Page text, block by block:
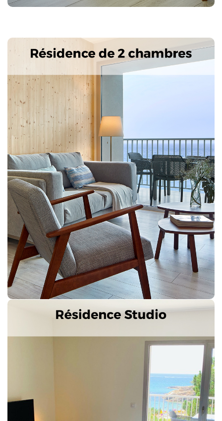
Next
Splendide logement, tout neuf et meublé dans le style
des années 60 avec vue sur la mer.
Caractéristiques: 2 chambres doubles, 2 salles de bains,
salon, cuisine-salle à manger avec kitchenette
entièrement équipée. Terrasse avec vue spectaculaire
sur la baie de Palamós et Camí de Ronda, coffre-fort,
climatisation, TV, téléphone, wi-fi
50 m2 utiles plus 13 m2 de terrasse
Previous